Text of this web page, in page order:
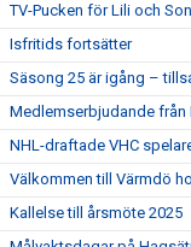
TV-Pucken för Lili och
Isfritids fortsätter
Säsong 25 är igång –
Medlemserbjudande från
NHL-draftade VHC
Välkommen till Värmdö
Kallelse till årsmöte 2025